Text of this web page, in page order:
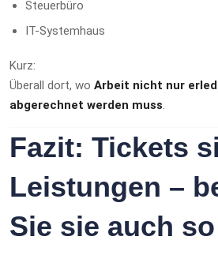
Steuerbüro
IT-Systemhaus
Kurz:
Überall dort, wo Arbeit nicht nur
abgerechnet werden muss.
Fazit: Tickets
Leistungen –
Sie sie auch so